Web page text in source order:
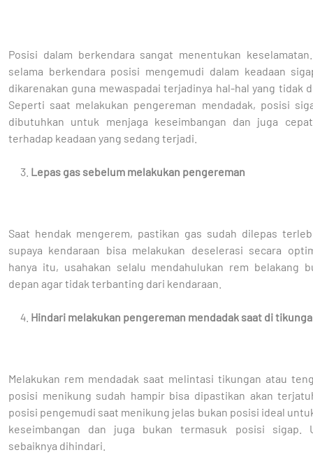
Posisi dalam berkendara sangat menentukan
selama berkendara posisi mengemudi dalam keadaan
dikarenakan guna mewaspadai terjadinya hal-hal yang tidak
Seperti saat melakukan pengereman mendadak, posisi
dibutuhkan untuk menjaga keseimbangan dan juga
terhadap keadaan yang sedang terjadi.
Lepas gas sebelum melakukan pengereman
Saat hendak mengerem, pastikan gas sudah dilepas
supaya kendaraan bisa melakukan deselerasi secara
hanya itu, usahakan selalu mendahulukan rem belakang
depan agar tidak terbanting dari kendaraan.
Hindari melakukan pengereman mendadak saat di
Melakukan rem mendadak saat melintasi tikungan atau
posisi menikung sudah hampir bisa dipastikan akan
posisi pengemudi saat menikung jelas bukan posisi ideal
keseimbangan dan juga bukan termasuk posisi sigap.
sebaiknya dihindari.